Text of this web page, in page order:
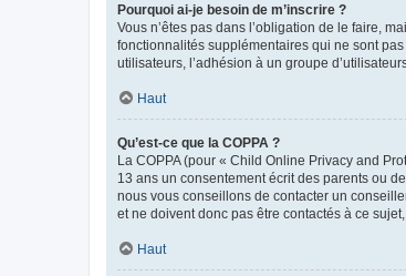
Pourquoi ai-je besoin de m’inscrire ?
Vous n’êtes pas dans l’obligation de le faire,
fonctionnalités supplémentaires qui ne sont
utilisateurs, l’adhésion à un groupe
Haut
Qu’est-ce que la COPPA ?
La COPPA (pour « Child Online Privacy and
13 ans un consentement écrit des parents ou
nous vous conseillons de contacter un
et ne doivent donc pas être contactés à ce
Haut